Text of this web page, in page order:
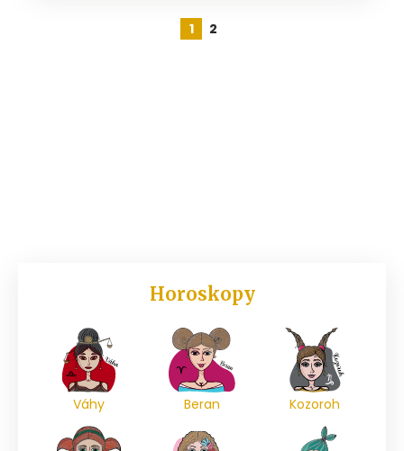
1 2
Horoskopy
Váhy Beran Kozoroh